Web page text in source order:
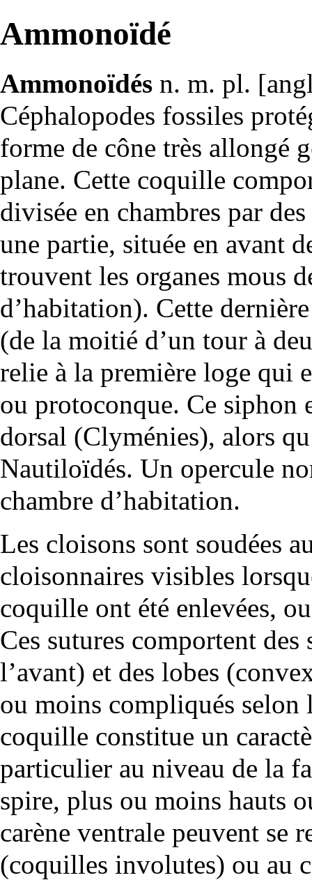
Ammonoïdé
Ammonoïdés n. m. pl.
Céphalopodes fossiles
forme de cône très allongé
plane. Cette coquille
divisée en chambres par des
une partie, située en avant
trouvent les organes mous
d’habitation). Cette
(de la moitié d’un tour à
relie à la première loge qui
ou protoconque. Ce siphon
dorsal (Clyménies), alors
Nautiloïdés. Un opercule
chambre d’habitation.
Les cloisons sont soudées
cloisonnaires visibles
coquille ont été enlevées,
Ces sutures comportent des
l’avant) et des lobes
ou moins compliqués selon
coquille constitue un
particulier au niveau de la
spire, plus ou moins hauts
carène ventrale peuvent se
(coquilles involutes) ou au